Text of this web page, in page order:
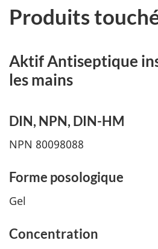
Produits
Aktif Antiseptique
les mains
DIN, NPN, DIN-HM
NPN 80098088
Forme posologique
Gel
Concentration